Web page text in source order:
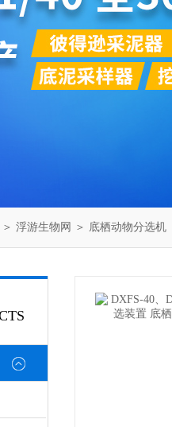
＞ 浮游生物网 ＞ 底栖动物分选机